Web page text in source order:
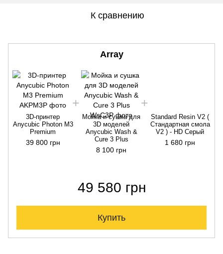
К сравнению
Array
3D-принтер
Anycubic Photon M3
Premium
39 800 грн
Мойка и сушка для
3D моделей
Anycubic Wash &
Cure 3 Plus
8 100 грн
Standard Resin V2 (
Стандартная смола
V2 ) - HD Серый
1 680 грн
49 580 грн
Купить